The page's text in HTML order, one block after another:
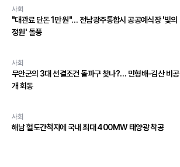
사회
"대관료 단돈 1만 원"… 전남광주통합시 공공예식장 '빛의
정원' 돌풍
사회
무안군의 3대 선결조건 돌파구 찾나?… 민형배-김산 비공
개 회동
사회
해남 혈도간척지에 국내 최대 400MW 태양광 착공